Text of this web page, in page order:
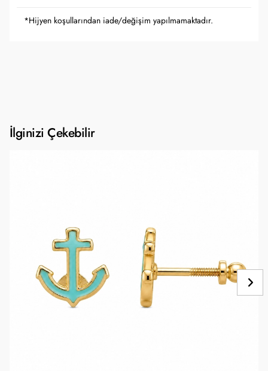
*Hijyen koşullarından iade/değişim yapılmamaktadır.
İlginizi Çekebilir